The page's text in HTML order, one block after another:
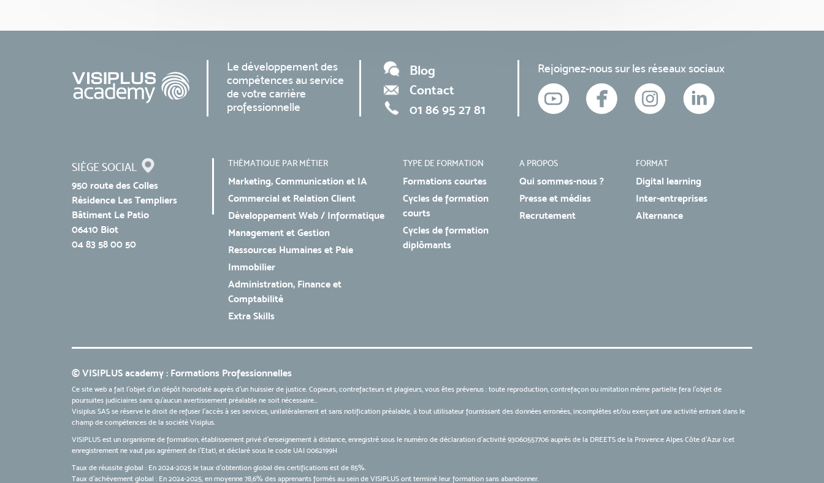
Le développement des
compétences au service
de votre carrière
professionnelle
Blog
Contact
01 86 95 27 81
Rejoignez-nous sur les réseaux sociaux
SIÈGE SOCIAL
950 route des Colles
Résidence Les Templiers
Bâtiment Le Patio
06410 Biot
04 83 58 00 50
THÉMATIQUE PAR MÉTIER
Marketing, Communication et IA
Commercial et Relation Client
Développement Web / Informatique
Management et Gestion
Ressources Humaines et Paie
Immobilier
Administration, Finance et
Comptabilité
Extra Skills
TYPE DE FORMATION
Formations courtes
Cycles de formation
courts
Cycles de formation
diplômants
A PROPOS
Qui sommes-nous ?
Presse et médias
Recrutement
FORMAT
Digital learning
Inter-entreprises
Alternance
© VISIPLUS academy : Formations Professionnelles
Ce site web a fait l'objet d'un dépôt horodaté auprès d'un huissier de justice. Copieurs, contrefacteurs et plagieurs, vous êtes prévenus : toute reproduction, contrefaçon ou imitation même partielle fera l'objet de
poursuites judiciaires sans qu’aucun avertissement préalable ne soit nécessaire...
Visiplus SAS se réserve le droit de refuser l'accès à ses services, unilatéralement et sans notification préalable, à tout utilisateur fournissant des données erronées, incomplètes et/ou exerçant une activité entrant dans le
champ de compétences de la société Visiplus.
VISIPLUS est un organisme de formation, établissement privé d’enseignement à distance, enregistré sous le numéro de déclaration d’activité 93060557706 auprès de la DREETS de la Provence Alpes Côte d’Azur (cet
enregistrement ne vaut pas agrément de l’Etat), et déclaré sous le code UAI 0062199H
Taux de réussite global : En 2024-2025 le taux d'obtention global des certifications est de 85%.
Taux d’achèvement global : En 2024-2025, en moyenne 78,6% des apprenants formés au sein de VISIPLUS ont terminé leur formation sans abandonner.